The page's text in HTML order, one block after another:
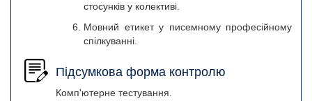
стосунків у колективі.
Мовний етикет у писемному професійному
спілкуванні.
Підсумкова форма контролю
Комп'ютерне тестування.